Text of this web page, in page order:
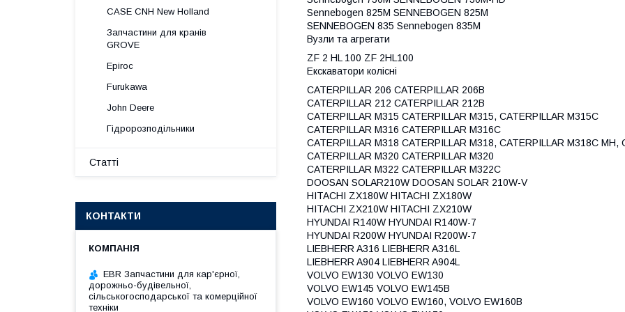
Sennebogen 825M SENNEBOGEN 825M
SENNEBOGEN 835 Sennebogen 835M
Вузли та агрегати
ZF 2 HL 100 ZF 2HL100
Екскаватори колісні
CATERPILLAR 206 CATERPILLAR 206B
CATERPILLAR 212 CATERPILLAR 212B
CATERPILLAR M315 CATERPILLAR M315, CATERPILLAR M315C
CATERPILLAR M316 CATERPILLAR M316C
CATERPILLAR M318 CATERPILLAR M318, CATERPILLAR M318C MH,
CATERPILLAR M320 CATERPILLAR M320
CATERPILLAR M322 CATERPILLAR M322C
DOOSAN SOLAR210W DOOSAN SOLAR 210W-V
HITACHI ZX180W HITACHI ZX180W
HITACHI ZX210W HITACHI ZX210W
HYUNDAI R140W HYUNDAI R140W-7
HYUNDAI R200W HYUNDAI R200W-7
LIEBHERR A316 LIEBHERR A316L
LIEBHERR A904 LIEBHERR A904L
VOLVO EW130 VOLVO EW130
VOLVO EW145 VOLVO EW145B
VOLVO EW160 VOLVO EW160, VOLVO EW160B
CASE CNH New Holland
Запчастини для кранів
GROVE
Epiroc
Furukawa
John Deere
Гідророзподільники
Статті
КОНТАКТИ
EBR Запчастини для кар'єрної,
дорожньо-будівельної,
сільськогосподарської та комерційної
техніки